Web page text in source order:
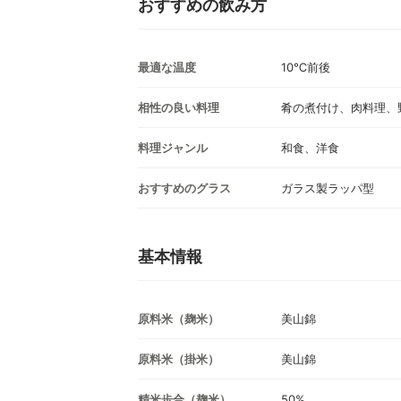
おすすめの飲み方
最適な温度 10℃前後
相性の良い料理 肴の煮付け、肉料理、
料理ジャンル 和食、洋食
おすすめのグラス ガラス製ラッパ型
基本情報
原料米（麹米） 美山錦
原料米（掛米） 美山錦